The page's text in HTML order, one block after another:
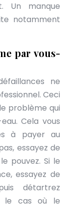
Un manque
notamment
par vous-
ne
Ceci
problème qui
Cela vous
à payer au
essayez de
pouvez. Si le
essayez de
détartrez
le cas où le